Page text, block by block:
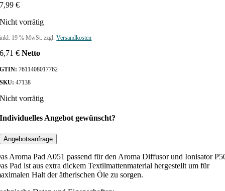
7,99€
Nicht vorrätig
inkl. 19 % MwSt. zzgl.Versandkosten
6,71€ Netto
GTIN: 7611408017762
SKU: 47138
Nicht vorrätig
Individuelles Angebot gewünscht?
Angebotsanfrage
Aroma Pad A051 passend für den Aroma Diffusor und Ionisator
Pad ist aus extra dickem Textilmattenmaterial hergestellt um für
Halt der ätherischen Öle zu sorgen.